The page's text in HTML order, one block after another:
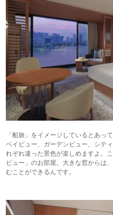
「船旅」をイメージしているとあっ
ベイビュー、ガーデンビュー、シテ
れぞれ違った景色が楽しめますよ。
ビュー」のお部屋。大きな窓からは
むことができるんです。